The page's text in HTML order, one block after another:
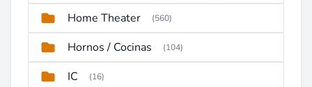
Home Theater (560)
Hornos / Cocinas (104)
IC (16)